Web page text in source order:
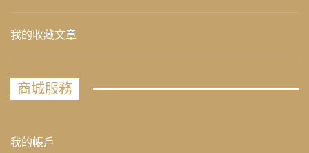
我的收藏文章
商城服務
我的帳戶